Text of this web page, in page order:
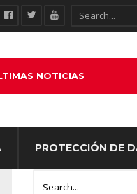
PROTECCIÓN DE
NOTICIAS